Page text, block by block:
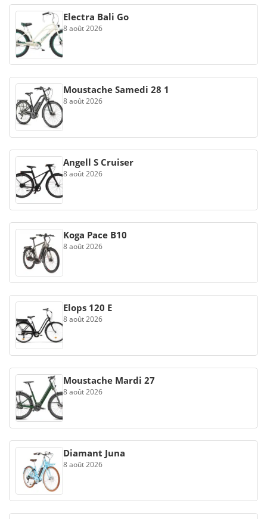
Electra Bali Go
8 août 2026
Moustache Samedi 28 1
8 août 2026
Angell S Cruiser
8 août 2026
Koga Pace B10
8 août 2026
Elops 120 E
8 août 2026
Moustache Mardi 27
8 août 2026
Diamant Juna
8 août 2026